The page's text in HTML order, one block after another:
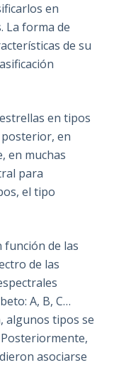
en
La forma de
de su
en tipos
en
en muchas
para
el tipo
función de las
de las
A, B, C…
algunos tipos se
asociarse